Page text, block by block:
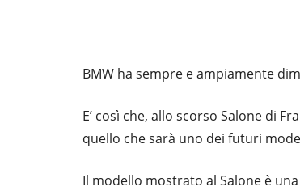
BMW ha sempre e ampiamente
E’ così che, allo scorso Salone di
quello che sarà uno dei futuri
Il modello mostrato al Salone è una